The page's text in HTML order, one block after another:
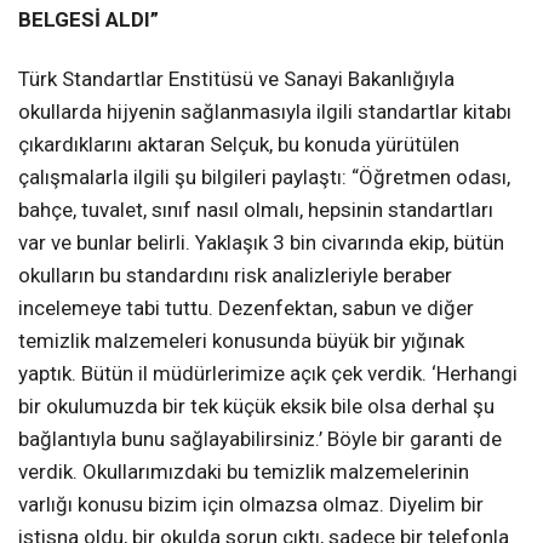
BELGESİ ALDI”
Türk Standartlar Enstitüsü ve Sanayi Bakanlığıyla
okullarda hijyenin sağlanmasıyla ilgili standartlar kitabı
çıkardıklarını aktaran Selçuk, bu konuda yürütülen
çalışmalarla ilgili şu bilgileri paylaştı: “Öğretmen odası,
bahçe, tuvalet, sınıf nasıl olmalı, hepsinin standartları
var ve bunlar belirli. Yaklaşık 3 bin civarında ekip, bütün
okulların bu standardını risk analizleriyle beraber
incelemeye tabi tuttu. Dezenfektan, sabun ve diğer
temizlik malzemeleri konusunda büyük bir yığınak
yaptık. Bütün il müdürlerimize açık çek verdik. ‘Herhangi
bir okulumuzda bir tek küçük eksik bile olsa derhal şu
bağlantıyla bunu sağlayabilirsiniz.’ Böyle bir garanti de
verdik. Okullarımızdaki bu temizlik malzemelerinin
varlığı konusu bizim için olmazsa olmaz. Diyelim bir
istisna oldu, bir okulda sorun çıktı, sadece bir telefonla